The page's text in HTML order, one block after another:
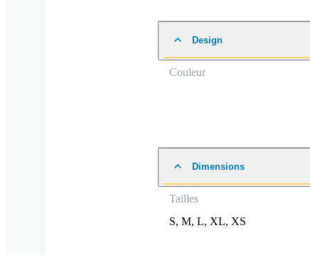
Design
Couleur
Dimensions
Tailles
S, M, L, XL, XS